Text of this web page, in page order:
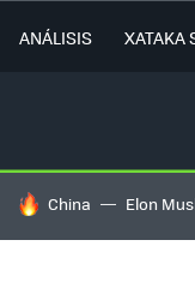
ANÁLISIS XATAKA
HOY SE HABLA DE
China Elon